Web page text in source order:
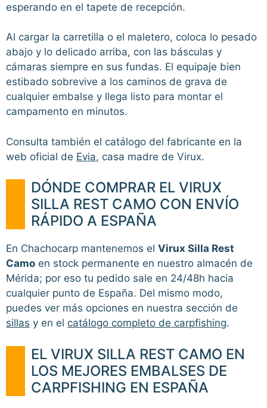
esperando en el tapete de recepción.
Al cargar la carretilla o el maletero, coloca lo pesado
abajo y lo delicado arriba, con las básculas y
cámaras siempre en sus fundas. El equipaje bien
estibado sobrevive a los caminos de grava de
cualquier embalse y llega listo para montar el
campamento en minutos.
Consulta también el catálogo del fabricante en la
web oficial de Evia, casa madre de Virux.
DÓNDE COMPRAR EL VIRUX
SILLA REST CAMO CON ENVÍO
RÁPIDO A ESPAÑA
En Chachocarp mantenemos el Virux Silla Rest
Camo en stock permanente en nuestro almacén de
Mérida; por eso tu pedido sale en 24/48h hacia
cualquier punto de España. Del mismo modo,
puedes ver más opciones en nuestra sección de
sillas y en el catálogo completo de carpfishing.
EL VIRUX SILLA REST CAMO EN
LOS MEJORES EMBALSES DE
CARPFISHING EN ESPAÑA